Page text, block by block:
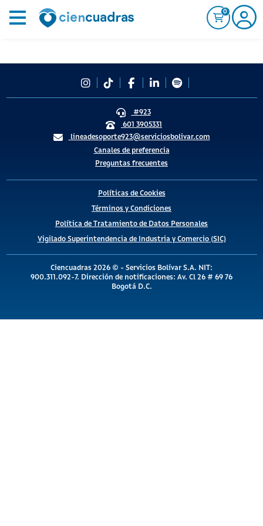
0
#923
601 3905331
lineadesoporte923@serviciosbolivar.com
Canales de preferencia
Preguntas frecuentes
Políticas de Cookies
Términos y Condiciones
Política de Tratamiento de Datos Personales
Vigilado Superintendencia de Industria y Comercio (SIC)
Ciencuadras 2026 © - Servicios Bolívar S.A. NIT:
900.311.092-7. Dirección de notificaciones: Av. Cl 26 # 69 76
Bogotá D.C.